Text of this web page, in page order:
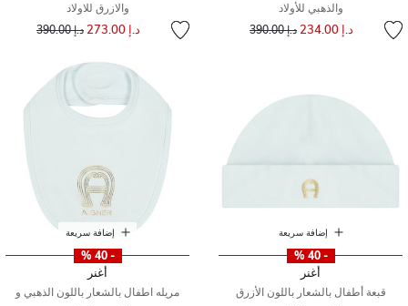
والذهبي للأولاد
د.إ 234.00 سعر مخفض مند.إ 390.00
والازرق للاولاد
د.إ 273.00 سعر مخفض من
د.إ 390.00 إلى
إضافة سريعة
- 40 %
أغنر
قبعة أطفال بالشعار باللون الأزرق
إضافة سريعة
- 40 %
أغنر
مريله اطفال بالشعار باللون الذهبي و